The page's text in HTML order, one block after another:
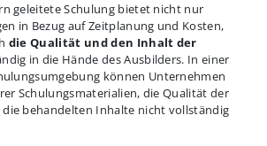
geleitete Schulung bietet nicht nur
in Bezug auf Zeitplanung und Kosten,
die Qualität und den Inhalt der
in die Hände des Ausbilders. In einer
können Unternehmen
Schulungsmaterialien, die Qualität der
die behandelten Inhalte nicht vollständig